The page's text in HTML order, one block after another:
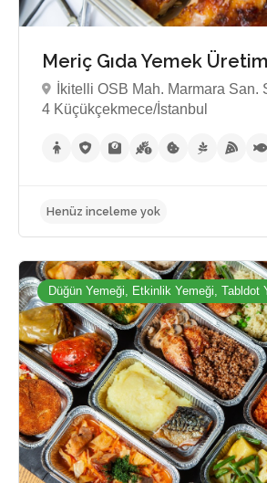
Henüz inceleme yok
Meriç Gıda Yemek Üretim
İkitelli OSB Mah. Marmara San.
4 Küçükçekmece/İstanbul
Düğün Yemeği, Etkinlik Yemeği, Tabldot